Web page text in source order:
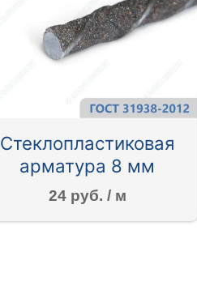
Стеклопластиковая
арматура 8 мм
24 руб. / м